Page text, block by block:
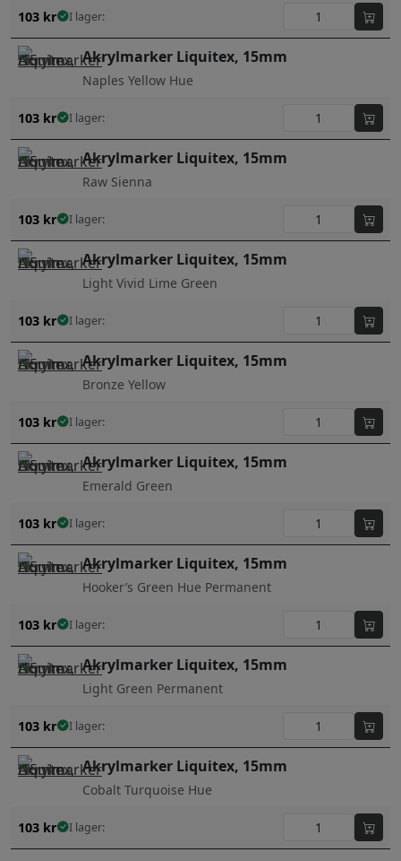
103 kr I lager:
Akrylmarker Liquitex, 15mm
Naples Yellow Hue
103 kr I lager:
Akrylmarker Liquitex, 15mm
Raw Sienna
103 kr I lager:
Akrylmarker Liquitex, 15mm
Light Vivid Lime Green
103 kr I lager:
Akrylmarker Liquitex, 15mm
Bronze Yellow
103 kr I lager:
Akrylmarker Liquitex, 15mm
Emerald Green
103 kr I lager:
Akrylmarker Liquitex, 15mm
Hooker’s Green Hue Permanent
103 kr I lager:
Akrylmarker Liquitex, 15mm
Light Green Permanent
103 kr I lager:
Akrylmarker Liquitex, 15mm
Cobalt Turquoise Hue
103 kr I lager: